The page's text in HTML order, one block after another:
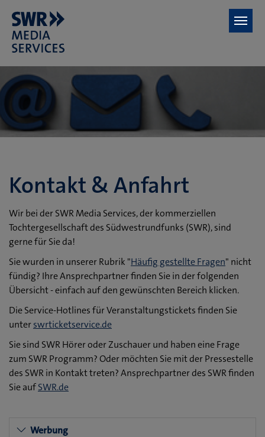
Kontakt & Anfahrt
Wir bei der SWR Media Services, der kommerziellen
Tochtergesellschaft des Südwestrundfunks (SWR), sind
gerne für Sie da!
Sie wurden in unserer Rubrik "Häufig gestellte Fragen" nicht
fündig? Ihre Ansprechpartner finden Sie in der folgenden
Übersicht - einfach auf den gewünschten Bereich klicken.
Die Service-Hotlines für Veranstaltungstickets finden Sie
unterswrticketservice.de
Sie sind SWR Hörer oder Zuschauer und haben eine Frage
zum SWR Programm? Oder möchten Sie mit der Pressestelle
des SWR in Kontakt treten? Ansprechpartner des SWR finden
Sie aufSWR.de
Werbung